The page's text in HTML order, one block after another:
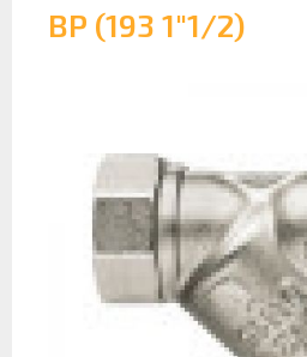
ВР (193 1"1/2)